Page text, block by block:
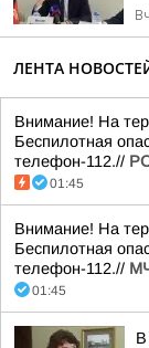
ЛЕНТА
Внимание! На
Беспилотная
телефон-112.//
01:45
Внимание! На
Беспилотная
телефон-112.//
01:45
В